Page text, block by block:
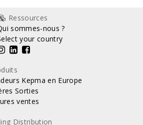
Ressources
sommes-nous ?
your country
Kepma en Europe
Sorties
ventes
Distribution